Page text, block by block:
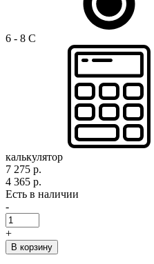
6 - 8 C
калькулятор
7 275 р.
4 365 р.
Есть в наличии
-
+
В корзину